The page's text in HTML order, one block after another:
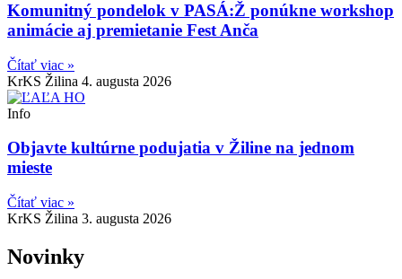
Komunitný pondelok v PASÁ:Ž ponúkne workshop
animácie aj premietanie Fest Anča
Čítať viac »
KrKS Žilina 4. augusta 2026
Info
Objavte kultúrne podujatia v Žiline na jednom
mieste
Čítať viac »
KrKS Žilina 3. augusta 2026
Novinky